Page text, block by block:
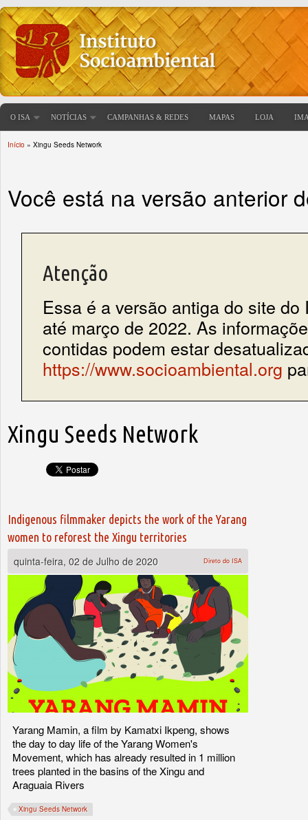
O ISA NOTÍCIAS CAMPANHAS & REDES MAPAS LOJA
Início » Xingu Seeds Network
Você está na versão anterior
Atenção
Essa é a versão antiga do site do
até março de 2022. As
contidas podem estar
https://www.socioambiental.org
Xingu Seeds Network
Indigenous filmmaker depicts the work of the Yarang
women to reforest the Xingu territories
quinta-feira, 02 de Julho de 2020
Direto do ISA
Yarang Mamin, a film by Kamatxi Ikpeng, shows
the day to day life of the Yarang Women's
Movement, which has already resulted in 1 million
trees planted in the basins of the Xingu and
Araguaia Rivers
Xingu Seeds Network